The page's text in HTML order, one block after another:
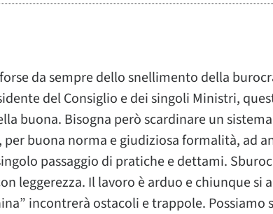
da sempre dello snellimento della
del Consiglio e dei singoli Ministri,
buona. Bisogna però scardinare un
buona norma e giudiziosa formalità, ad
passaggio di pratiche e dettami.
leggerezza. Il lavoro è arduo e chiunque si
incontrerà ostacoli e trappole. Possiamo